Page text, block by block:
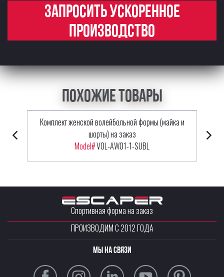
Запросить ускоренное
производство
Похожие товары
Комплект женской волейбольной формы (майка и
шорты) на заказ
Model#VOL-AW01-1-SUBL
Спортивная форма на заказ
ПРОИЗВОДИМ С 2012 ГОДА
Мы на связи